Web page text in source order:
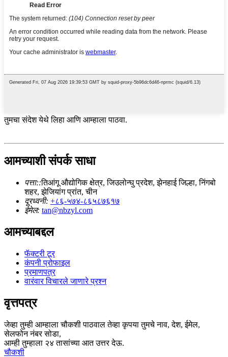
तुमचा संदेश येथे लिहा आणि आम्हाला पाठवा.
आमच्याशी संपर्क साधा
पत्ता::तिआंगू औद्योगिक क्षेत्र, जिउलोन्घु प्रदेश, झेनहाई जिल्हा, निंगबो
शहर, झेजियांग प्रांत, चीन
दूरध्वनी: +८६-५७४-८६५८७६१७
ईमेल: tan@nbzyl.com
आमच्याबद्दल
फॅक्टरी टूर
कंपनी प्रोफाइल
प्रमाणपत्र
वारंवार विचारले जाणारे प्रश्न
वृत्तपत्र
जेव्हा तुम्ही आम्हाला चौकशी पाठवाल तेव्हा कृपया तुमचे नाव, देश, ईमेल,
सेलफोन नंबर सोडा,
आम्ही तुम्हाला २४ तासांच्या आत उत्तर देऊ.
चौकशी